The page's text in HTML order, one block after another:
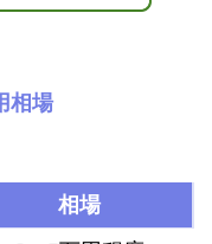
相場
相場